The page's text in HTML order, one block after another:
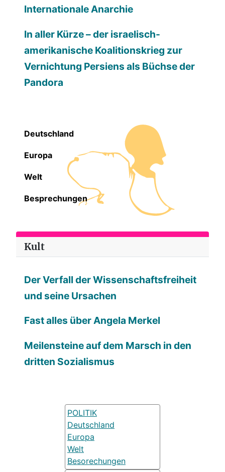
Internationale Anarchie
In aller Kürze – der israelisch-
amerikanische Koalitionskrieg zur
Vernichtung Persiens als Büchse der
Pandora
Deutschland
Europa
Welt
Besprechungen
Kult
Der Verfall der Wissenschaftsfreiheit
und seine Ursachen
Fast alles über Angela Merkel
Meilensteine auf dem Marsch in den
dritten Sozialismus
POLITIK
Deutschland
Europa
Welt
Besorechungen